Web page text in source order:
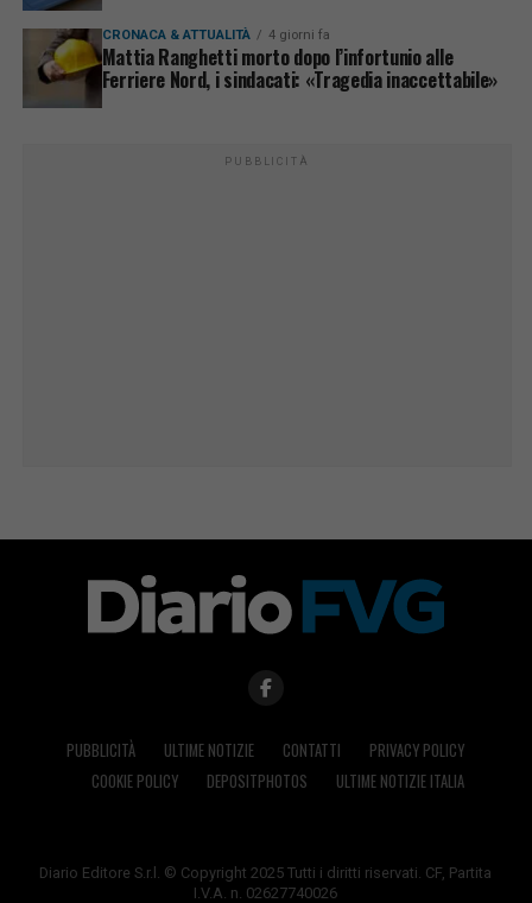
CRONACA & ATTUALITÀ 4 giorni fa
Mattia Ranghetti morto dopo l’infortunio alle
Ferriere Nord, i sindacati: «Tragedia inaccettabile»
PUBBLICITÀ
PUBBLICITÀ ULTIME NOTIZIE CONTATTI
PRIVACY POLICY
COOKIE POLICY
DEPOSITPHOTOS ULTIME NOTIZIE ITALIA
Diario Editore S.r.l. © Copyright 2025 Tutti i diritti riservati. CF, Partita
I.V.A. n. 02627740026